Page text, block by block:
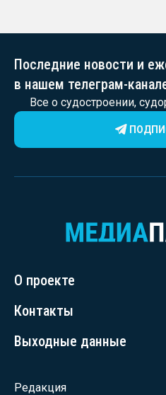
Последние новости и
в нашем телеграм-
Все о судостроении,
О проекте
Контакты
Выходные данные
Редакция